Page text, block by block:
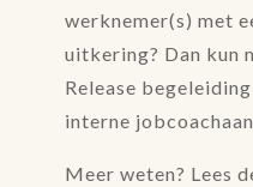
werknemer(s) met
uitkering? Dan kun
Release
interne
Meer weten? Lees